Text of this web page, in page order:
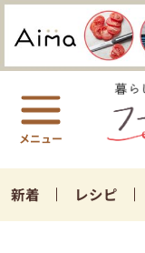
新着 レシピ